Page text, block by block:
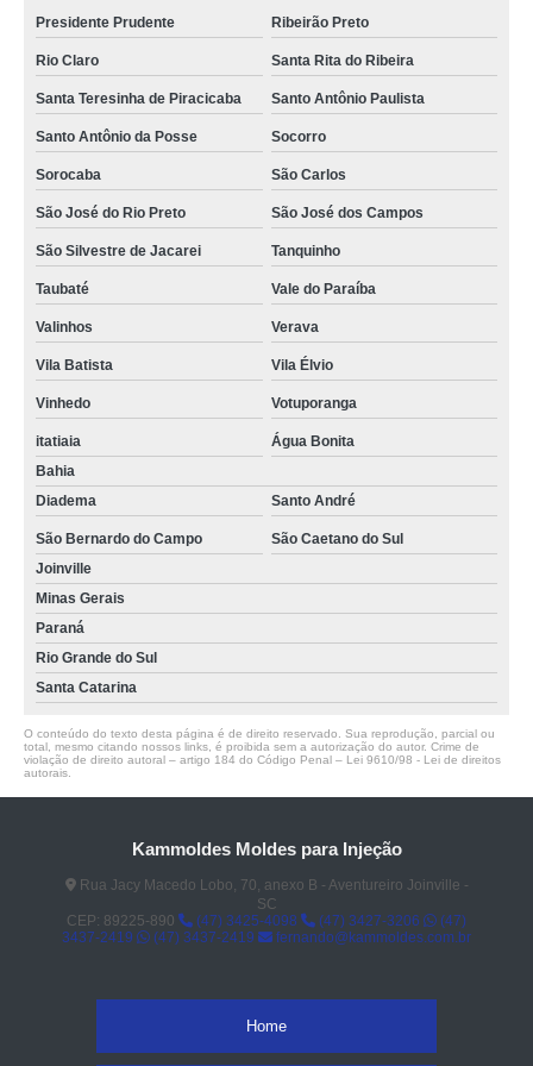
Presidente Prudente Ribeirão Preto
Rio Claro Santa Rita do Ribeira
Santa Teresinha de Piracicaba Santo Antônio Paulista
Santo Antônio da Posse Socorro
Sorocaba São Carlos
São José do Rio Preto São José dos Campos
São Silvestre de Jacarei Tanquinho
Taubaté Vale do Paraíba
Valinhos Verava
Vila Batista Vila Élvio
Vinhedo Votuporanga
itatiaia
Água Bonita
Bahia
Diadema
Santo André
São Bernardo do Campo
São Caetano do Sul
Joinville
Minas Gerais
Paraná
Rio Grande do Sul
Santa Catarina
O conteúdo do texto desta página é de direito reservado. Sua reprodução, parcial ou
total, mesmo citando nossos links, é proibida sem a autorização do autor. Crime de
violação de direito autoral – artigo 184 do Código Penal – Lei 9610/98 - Lei de direitos
autorais
Kammoldes Moldes para Injeção
Rua Jacy Macedo Lobo, 70, anexo B - Aventureiro Joinville -
SC
CEP: 89225-890
(47) 3425-4098 (47) 3427-3206
(47)
3437-2419
(47) 3437-2419 fernando@kammoldes.com.br
Home